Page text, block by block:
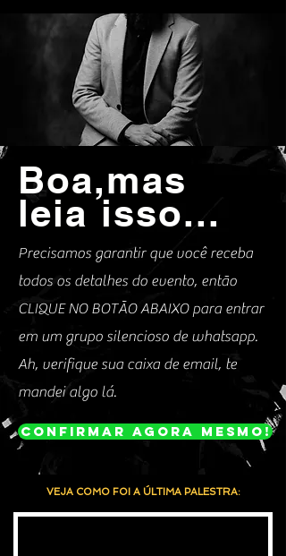
Boa,mas
leia isso...
Precisamos garantir que você receba
todos os detalhes do evento, então
CLIQUE NO BOTÃO ABAIXO para entrar
em um grupo silencioso de whatsapp.
Ah, verifique sua caixa de email, te
mandei algo lá.
CONFIRMAR AGORA MESMO!
VEJA COMO FOI A ÚLTIMA PALESTRA: